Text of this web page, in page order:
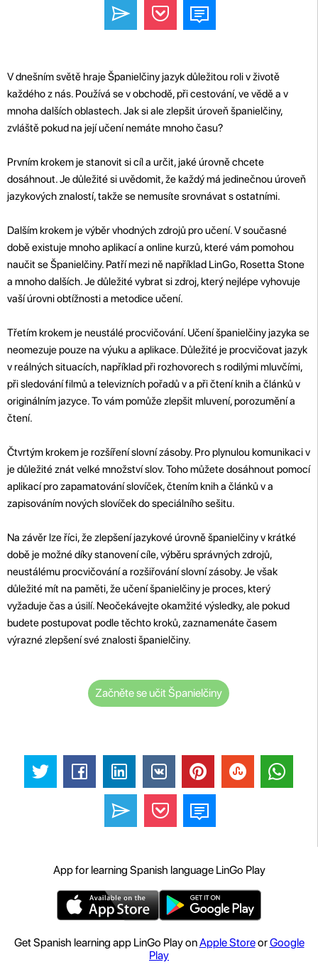
V dnešním světě hraje Španielčiny jazyk důležitou roli v životě
každého z nás. Používá se v obchodě, při cestování, ve vědě a v
mnoha dalších oblastech. Jak si ale zlepšit úroveň španielčiny,
zvláště pokud na její učení nemáte mnoho času?
Prvním krokem je stanovit si cíl a určit, jaké úrovně chcete
dosáhnout. Je důležité si uvědomit, že každý má jedinečnou úroveň
jazykových znalostí, takže se nemusíte srovnávat s ostatními.
Dalším krokem je výběr vhodných zdrojů pro učení. V současné
době existuje mnoho aplikací a online kurzů, které vám pomohou
naučit se Španielčiny. Patří mezi ně například LinGo, Rosetta Stone
a mnoho dalších. Je důležité vybrat si zdroj, který nejlépe vyhovuje
vaší úrovni obtížnosti a metodice učení.
Třetím krokem je neustálé procvičování. Učení španielčiny jazyka se
neomezuje pouze na výuku a aplikace. Důležité je procvičovat jazyk
v reálných situacích, například při rozhovorech s rodilými mluvčími,
při sledování filmů a televizních pořadů v a při čtení knih a článků v
originálním jazyce. To vám pomůže zlepšit mluvení, porozumění a
čtení.
Čtvrtým krokem je rozšíření slovní zásoby. Pro plynulou komunikaci v
je důležité znát velké množství slov. Toho můžete dosáhnout pomocí
aplikací pro zapamatování slovíček, čtením knih a článků v a
zapisováním nových slovíček do speciálního sešitu.
Na závěr lze říci, že zlepšení jazykové úrovně španielčiny v krátké
době je možné díky stanovení cíle, výběru správných zdrojů,
neustálému procvičování a rozšiřování slovní zásoby. Je však
důležité mít na paměti, že učení španielčiny je proces, který
vyžaduje čas a úsilí. Neočekávejte okamžité výsledky, ale pokud
budete postupovat podle těchto kroků, zaznamenáte časem
výrazné zlepšení své znalosti španielčiny.
Začněte se učit Španielčiny
App for learning Spanish language LinGo Play
Get Spanish learning app LinGo Play onApple StoreorGoogle
Play